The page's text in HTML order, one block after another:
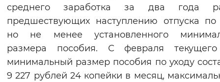
Вернуть стандартные настройки
среднего заработка за два года
предшествующих наступлению отпуска по
но не менее установленного
размера пособия. С февраля
минимальный размер пособия по уходу
9 227 рублей 24 копейки в месяц,